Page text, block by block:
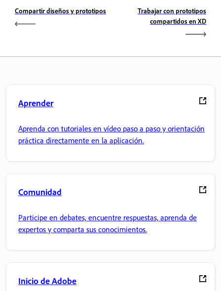
Compartir diseños y prototipos
Trabajar con prototipos
compartidos en XD
Aprender
Aprenda con tutoriales en vídeo paso a paso y orientación
práctica directamente en la aplicación.
Comunidad
Participe en debates, encuentre respuestas, aprenda de
expertos y comparta sus conocimientos.
Inicio de Adobe